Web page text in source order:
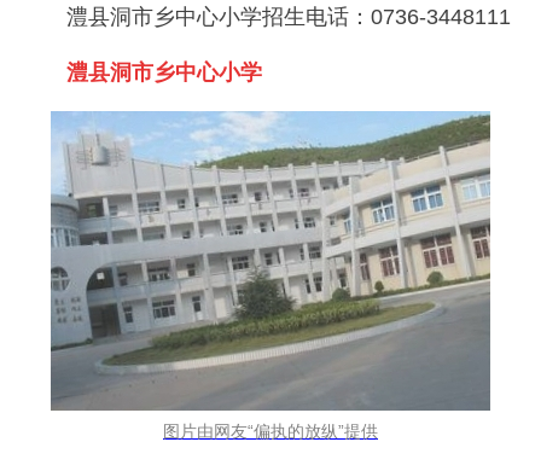
澧县洞市乡中心小学招生电话：0736-3448111
澧县洞市乡中心小学
图片由网友“偏执的放纵”提供